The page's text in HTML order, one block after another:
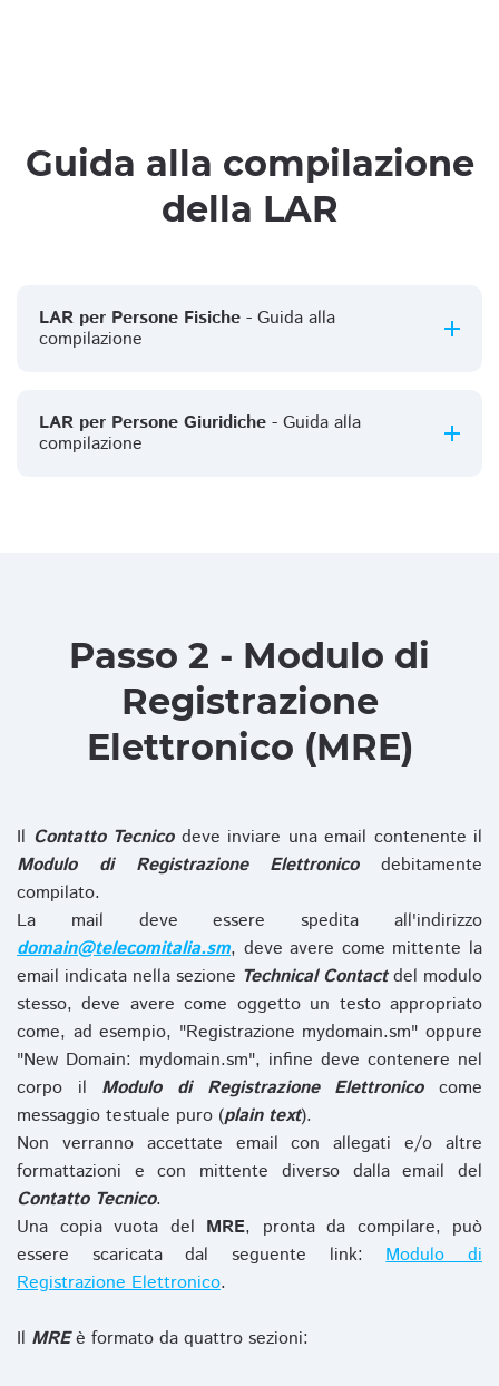
Guida alla compilazione
della LAR
LAR per Persone Fisiche - Guida alla
compilazione
LAR per Persone Giuridiche - Guida alla
compilazione
Passo 2 - Modulo di
Registrazione
Elettronico (MRE)
Il Contatto Tecnicodeve inviare una email contenente il
Modulo di Registrazione Elettronicodebitamente
compilato.
La mail deve essere spedita all'indirizzo
domain@telecomitalia.sm, deve avere come mittente la
email indicata nella sezione Technical Contactdel modulo
stesso, deve avere come oggetto un testo appropriato
come, ad esempio, "Registrazione mydomain.sm" oppure
"New Domain: mydomain.sm", infine deve contenere nel
corpo il Modulo di Registrazione Elettronicocome
messaggio testuale puro (plain text).
Non verranno accettate email con allegati e/o altre
formattazioni e con mittente diverso dalla email del
Contatto Tecnico.
Una copia vuota del MRE, pronta da compilare, può
essere scaricata dal seguente link:Modulo di
Registrazione Elettronico.
Il MREè formato da quattro sezioni: